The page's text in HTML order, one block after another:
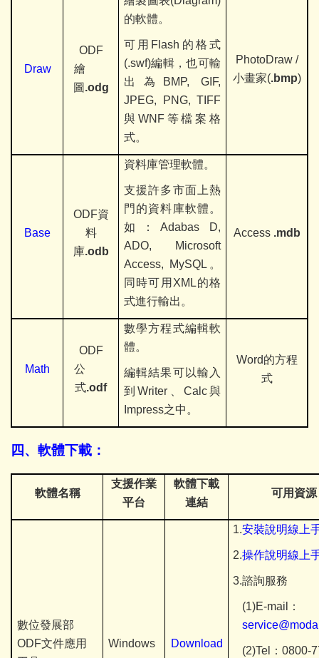
Draw
ODF
繪
圖 .odg
的軟體。
可用Flash 的格式
(.swf)編輯，也可輸
出為BMP, GIF,
JPEG, PNG, TIFF
與WNF等檔案格
式。
PhotoDraw /
小畫家(.bmp)
Base
ODF資
料
庫.odb
資料庫管理軟體。
支援許多市面上熱
門的資料庫軟體。
如：Adabas D,
ADO, Microsoft
Access, MySQL 。
同時可用XML的格
式進行輸出。
Access.mdb
Math
ODF
公
式.odf
數學方程式編輯軟
體。
編輯結果可以輸入
到Writer 、Calc與
Impress之中。
Word的方程
式
四、軟體下載：
軟體名稱
支援作業
平台
軟體下載
連結
可用資源
數位發展部
ODF文件應用
Windows Download
1.安裝說明線上
2.操作說明線上
3.諮詢服務
(1)E-mail
：
(2)Tel
：0800-